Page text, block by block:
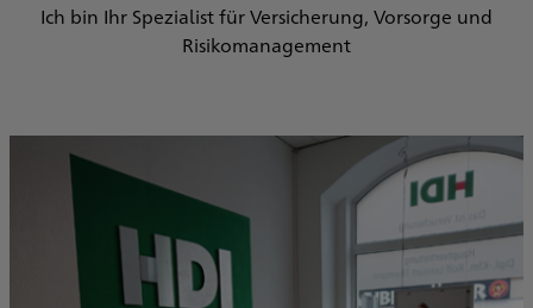
Ich bin Ihr Spezialist für Versicherung, Vorsorge und
Risikomanagement